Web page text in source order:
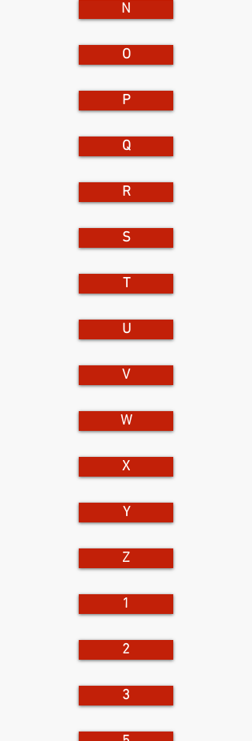
N
O
P
Q
R
S
T
U
V
W
X
Y
Z
1
2
3